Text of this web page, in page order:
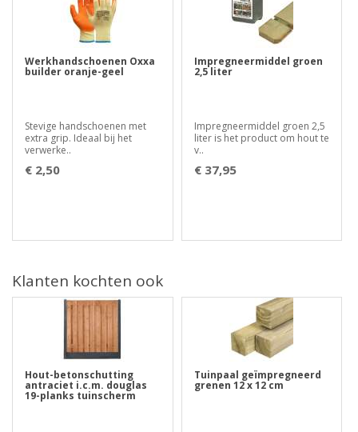
Werkhandschoenen Oxxa
builder oranje-geel
Stevige handschoenen met
extra grip. Ideaal bij het
verwerke..
€ 2,50
Impregneermiddel groen
2,5 liter
Impregneermiddel groen 2,5
liter is het product om hout te
v..
€ 37,95
Klanten kochten ook
Hout-betonschutting
antraciet i.c.m. douglas
19-planks tuinscherm
Tuinpaal geïmpregneerd
grenen 12 x 12 cm